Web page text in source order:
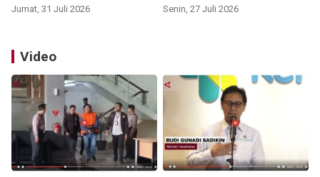
Jumat, 31 Juli 2026 Senin, 27 Juli 2026
Video